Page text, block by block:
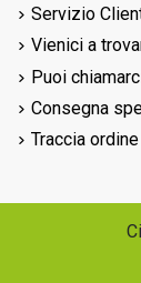
Servizio
Vienici a
Puoi
Consegna
Traccia ordine